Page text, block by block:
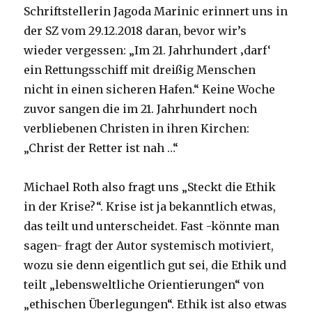
Schriftstellerin Jagoda Marinic erinnert uns in
der SZ vom 29.12.2018 daran, bevor wir’s
wieder vergessen: „Im 21. Jahrhundert ‚darf‘
ein Rettungsschiff mit dreißig Menschen
nicht in einen sicheren Hafen.“ Keine Woche
zuvor sangen die im 21. Jahrhundert noch
verbliebenen Christen in ihren Kirchen:
„Christ der Retter ist nah …“
Michael Roth also fragt uns „Steckt die Ethik
in der Krise?“. Krise ist ja bekanntlich etwas,
das teilt und unterscheidet. Fast -könnte man
sagen- fragt der Autor systemisch motiviert,
wozu sie denn eigentlich gut sei, die Ethik und
teilt „lebensweltliche Orientierungen“ von
„ethischen Überlegungen“. Ethik ist also etwas